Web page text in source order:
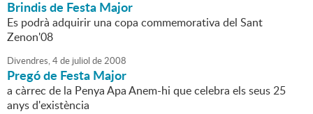
Brindis de Festa Major
Es podrà adquirir una copa commemorativa del Sant
Zenon'08
Divendres,4de juliol de2008
Pregó de Festa Major
a càrrec de la Penya Apa Anem-hi que celebra els seus 25
anys d'existència